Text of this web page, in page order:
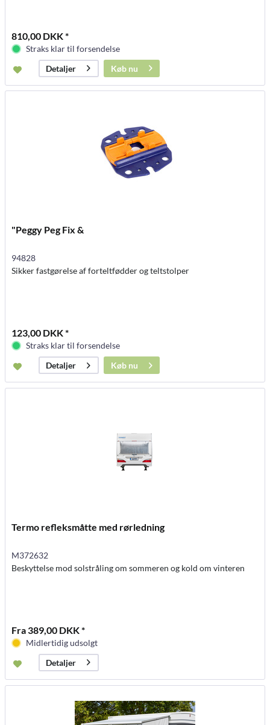
810,00 DKK *
Straks klar til forsendelse
Detaljer
Køb nu
"Peggy Peg Fix &
94828
Sikker fastgørelse af forteltfødder og teltstolper
123,00 DKK *
Straks klar til forsendelse
Detaljer
Køb nu
Termo refleksmåtte med rørledning
M372632
Beskyttelse mod solstråling om sommeren og kold om vinteren
Fra 389,00 DKK *
Midlertidig udsolgt
Detaljer